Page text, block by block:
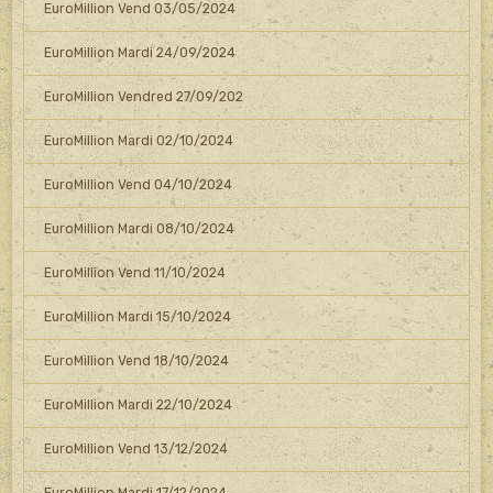
EuroMillion Vend 03/05/2024
EuroMillion Mardi 24/09/2024
EuroMillion Vendred 27/09/202
EuroMillion Mardi 02/10/2024
EuroMillion Vend 04/10/2024
EuroMillion Mardi 08/10/2024
EuroMillion Vend 11/10/2024
EuroMillion Mardi 15/10/2024
EuroMillion Vend 18/10/2024
EuroMillion Mardi 22/10/2024
EuroMillion Vend 13/12/2024